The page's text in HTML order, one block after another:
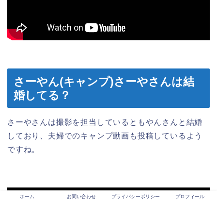
さーやん(キャンプ)さーやさんは結
婚してる？
さーやさんは撮影を担当しているともやんさんと結婚
しており、夫婦でのキャンプ動画も投稿しているよう
ですね。
ホーム お問い合わせ プライバシーポリシー プロフィール